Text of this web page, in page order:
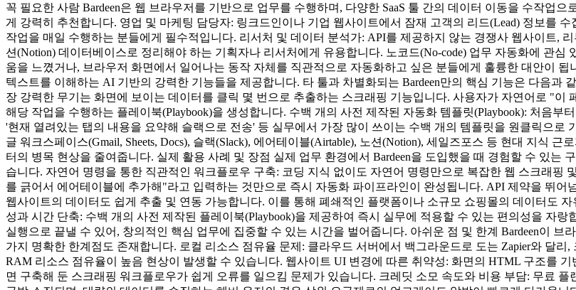
꼭 필요한 사람 Bardeen은 웹 브라우저를 기반으로 업무를 수행하며, 다양한 SaaS 툴 간의 데이터 이동을 수작업
게 강력히 추천합니다. 영업 및 마케팅 담당자: 링크드인이나 기업 웹사이트에서 잠재 고객의 리드(Lead) 정보를
작업을 매일 수행하는 분들에게 필수적입니다. 리서처 및 데이터 분석가: API를 제공하지 않는 경쟁사 웹사이트,
션(Notion) 데이터베이스로 정리해야 하는 기획자나 리서처에게 유용합니다. 노코드(No-code) 업무 자동화에 관심
움을 느꼈거나, 브라우저 화면에서 일어나는 동작 자체를 직관적으로 자동화하고 싶은 분들에게 훌륭한 대안이 됩
텍스트를 이해하는 AI 기반의 강력한 기능들을 제공합니다. 타 툴과 차별화되는 Bardeen만의 핵심 기능은 다음과
장 강력한 무기는 화면에 보이는 데이터를 클릭 몇 번으로 추출하는 스크래핑 기능입니다. 사용자가 자연어로 "이
해당 작업을 수행하는 플레이북(Playbook)을 생성합니다. 수백 개의 사전 제작된 자동화 템플릿(Playbook): 처음
'현재 열려있는 탭의 내용을 요약해 슬랙으로 전송' 등 실무에서 가장 많이 쓰이는 수백 개의 템플릿을 원클릭으로
글 워크스페이스(Gmail, Sheets, Docs), 슬랙(Slack), 에어테이블(Airtable), 노션(Notion), 세일즈포스 등 현대 지식
터의 병목 현상을 줄여줍니다. 실제 활용 사례 및 장점 실제 업무 환경에서 Bardeen을 도입했을 때 경험할 수 있는
습니다. 자연어 명령을 통한 직관적인 워크플로우 구축: 코딩 지식 없이도 자연어 명령만으로 복잡한 웹 스크래핑
를 긁어서 에어테이블에 추가해"라고 입력하는 것만으로 즉시 자동화 파이프라인이 완성됩니다. API 제약을 뛰
웹사이트의 데이터도 쉽게 추출 및 연동 가능합니다. 이를 통해 폐쇄적인 플랫폼이나 소규모 쇼핑몰의 데이터도
성과 시간 단축: 수백 개의 사전 제작된 플레이북(Playbook)을 제공하여 즉시 실무에 적용할 수 있는 편의성을 자
실행으로 끝낼 수 있어, 창의적인 핵심 업무에 집중할 수 있는 시간을 벌어줍니다. 아쉬운 점 및 한계 Bardeen이
가지 명확한 한계점도 존재합니다. 로컬 리소스 점유율 문제: 클라우드 서버에서 백그라운드로 도는 Zapier와 달
RAM 리소스 점유율이 높음 현상이 발생할 수 있습니다. 웹사이트 UI 변경에 따른 취약성: 화면의 HTML 구조를
면 구축해 둔 스크래핑 워크플로우가 쉽게 오류를 일으킴 문제가 있습니다. 크레딧 소모 속도와 비용 부담: 무료